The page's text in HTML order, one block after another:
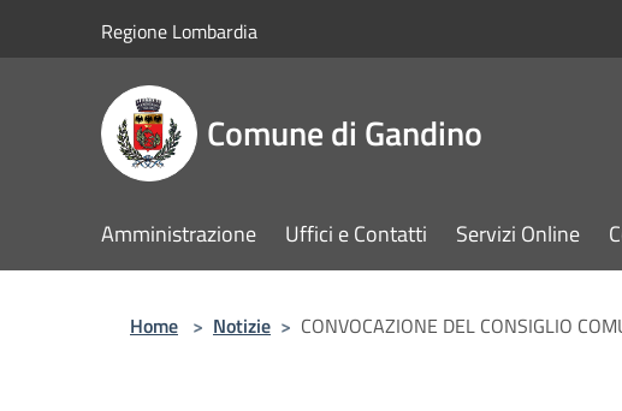
Regione Lombardia
Comune di Gandino
Amministrazione Uffici e Contatti Servizi Online
Home > Notizie > CONVOCAZIONE DEL CONSIGLIO